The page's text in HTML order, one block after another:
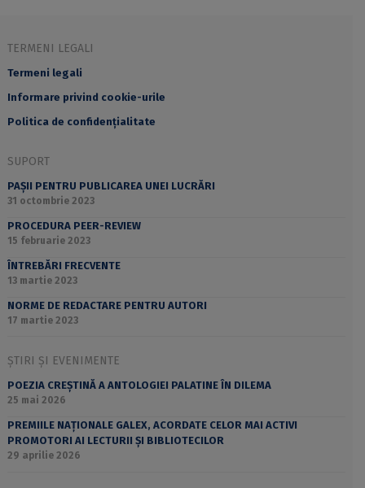
TERMENI LEGALI
Termeni legali
Informare privind cookie-urile
Politica de confidențialitate
SUPORT
PAȘII PENTRU PUBLICAREA UNEI LUCRĂRI
31 octombrie 2023
PROCEDURA PEER-REVIEW
15 februarie 2023
ÎNTREBĂRI FRECVENTE
13 martie 2023
NORME DE REDACTARE PENTRU AUTORI
17 martie 2023
ȘTIRI ȘI EVENIMENTE
POEZIA CREȘTINĂ A ANTOLOGIEI PALATINE ÎN DILEMA
25 mai 2026
PREMIILE NAȚIONALE GALEX, ACORDATE CELOR MAI ACTIVI
PROMOTORI AI LECTURII ȘI BIBLIOTECILOR
29 aprilie 2026